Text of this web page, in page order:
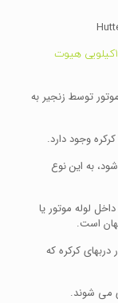
مشاهده کلیپ معرفی موتور کرکره برقی ساید 1000کیلویی هیوت
توسط زنجیر به
وجود دارد.
به این نوع
لوله موتور یا
است.
کرکره که
می شوند.